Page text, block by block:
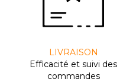
LIVRAISON
Efﬁcacité et suivi des
commandes